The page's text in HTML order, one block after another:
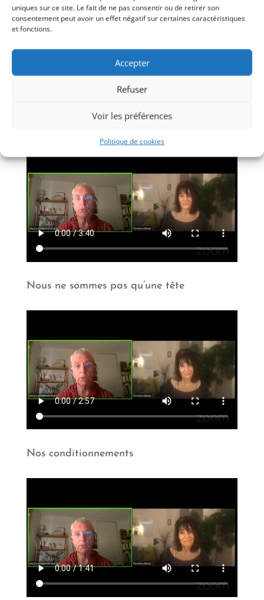
uniques sur ce site. Le fait de ne pas consentir ou de retirer son
consentement peut avoir un effet négatif sur certaines caractéristiques
et fonctions.
Accepter
Refuser
Voir les préférences
Politique de cookies
Le corps parle !
Nous ne sommes pas qu’une tête
Nos conditionnements